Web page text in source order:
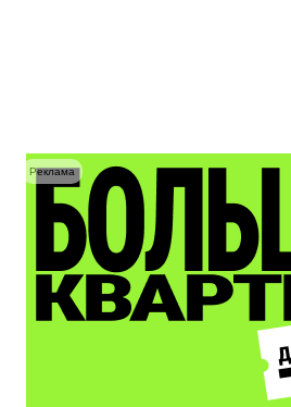
Реклама